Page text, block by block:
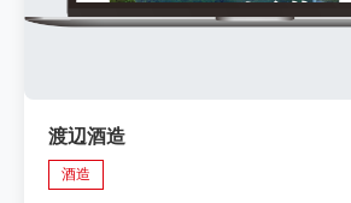
渡辺酒造
酒造